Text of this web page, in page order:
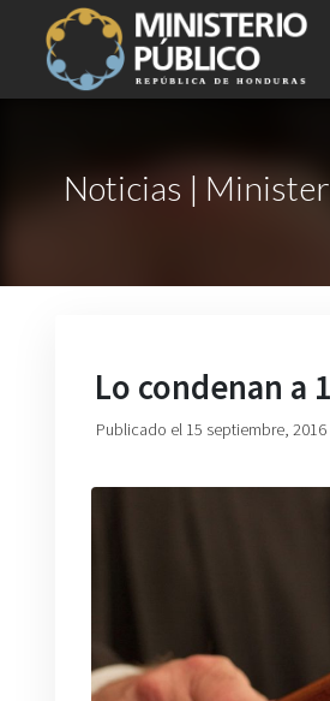
Noticias |
Lo condenan a
Publicado el 15 septiembre, 2016